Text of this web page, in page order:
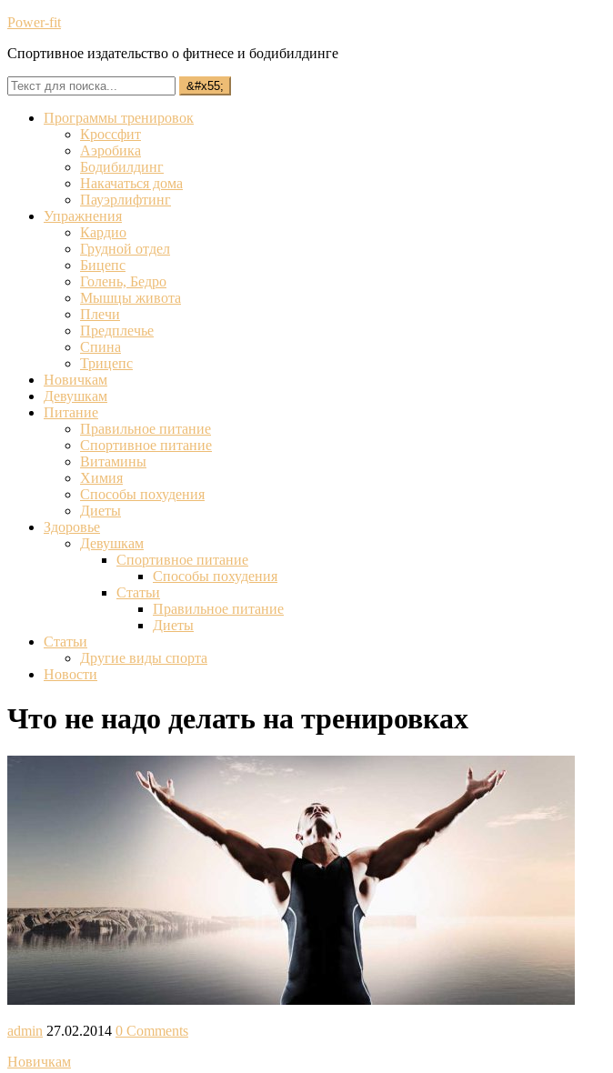
Power-fit
Спортивное издательство о фитнесе и бодибилдинге
Программы тренировок
Кроссфит
Аэробика
Бодибилдинг
Накачаться дома
Пауэрлифтинг
Упражнения
Кардио
Грудной отдел
Бицепс
Голень, Бедро
Мышцы живота
Плечи
Предплечье
Спина
Трицепс
Новичкам
Девушкам
Питание
Правильное питание
Спортивное питание
Витамины
Химия
Способы похудения
Диеты
Здоровье
Девушкам
Спортивное питание
Способы похудения
Статьи
Правильное питание
Диеты
Статьи
Другие виды спорта
Новости
Что не надо делать на тренировках
admin 27.02.2014 0 Comments
Новичкам